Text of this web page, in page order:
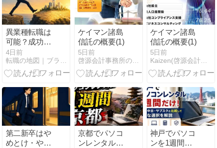
異業種転職は
可能？成功と
失敗の実体験
から学んだ片
足残しの鉄則
4日前
ケイマン諸島
信託の概要(1)
5日前
啓源会計事務所の知識シェア
ケイマン諸島
信託の概要(1)
5日前
Kaizen(啓源会計事務所)
第二新卒はや
めとけ・やば
京都でパソコ
ンレンタルを
神戸でパソコ
ンを1週間だ